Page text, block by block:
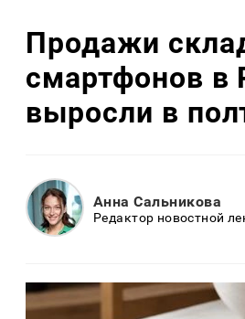
Продажи
смартфонов в
выросли в
Анна Сальникова
Редактор новостной